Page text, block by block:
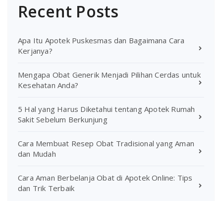
Recent Posts
Apa Itu Apotek Puskesmas dan Bagaimana Cara
Kerjanya?
Mengapa Obat Generik Menjadi Pilihan Cerdas untuk
Kesehatan Anda?
5 Hal yang Harus Diketahui tentang Apotek Rumah
Sakit Sebelum Berkunjung
Cara Membuat Resep Obat Tradisional yang Aman
dan Mudah
Cara Aman Berbelanja Obat di Apotek Online: Tips
dan Trik Terbaik